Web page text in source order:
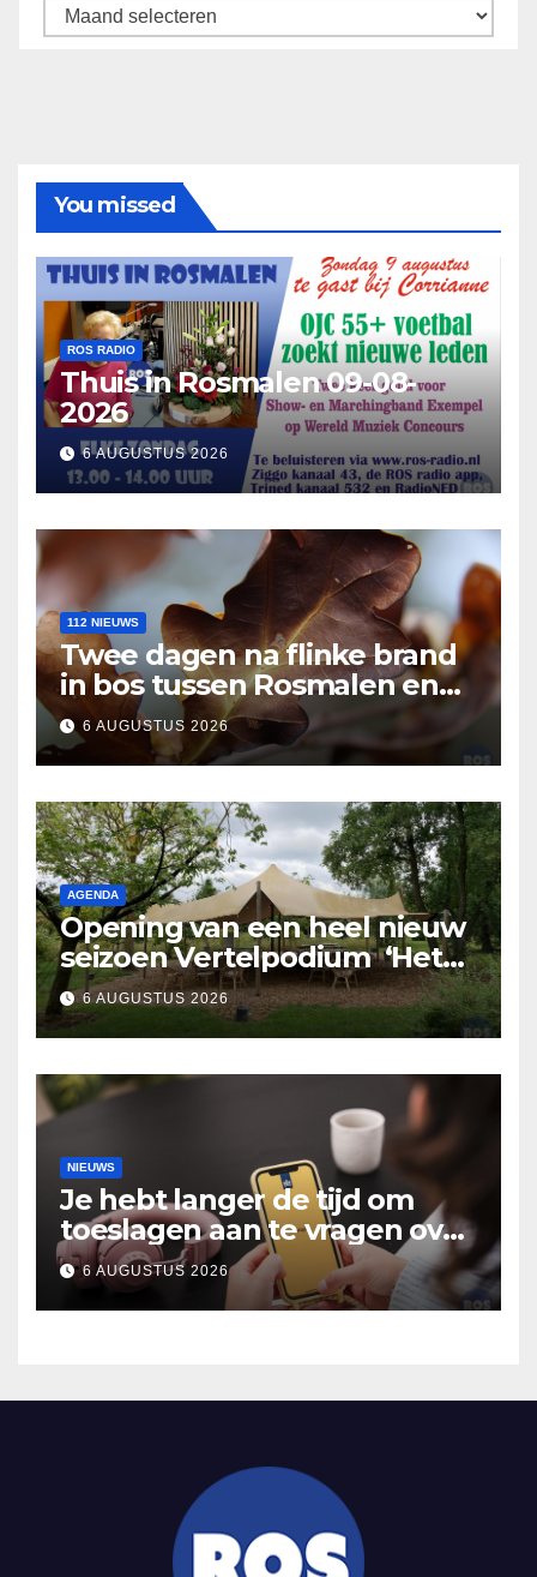
Archief
You missed
ROS RADIO
Thuis in Rosmalen 09-08-
2026
6 AUGUSTUS 2026
112 NIEUWS
Twee dagen na flinke brand
in bos tussen Rosmalen en
Nuland
6 AUGUSTUS 2026
AGENDA
Opening van een heel nieuw
seizoen Vertelpodium ‘Het
Lopende Vuur’. Landelijke
verhalen in Bomentuin D’n
Hooidonk
6 AUGUSTUS 2026
NIEUWS
Je hebt langer de tijd om
toeslagen aan te vragen over
2025
6 AUGUSTUS 2026